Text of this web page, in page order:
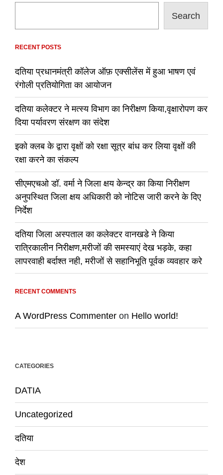
Search
RECENT POSTS
दतिया प्रधानमंत्री कॉलेज ऑफ़ एक्सीलेंस में हुआ भाषण एवं
रंगोली प्रतियोगिता का आयोजन
दतिया कलेक्टर ने मत्स्य विभाग का निरीक्षण किया,वृक्षारोपण कर
दिया पर्यावरण संरक्षण का संदेश
इको क्लब के द्वारा वृक्षों को रक्षा सूत्र बांध कर लिया वृक्षों की
रक्षा करने का संकल्प
सीएमएचओ डॉ. वर्मा ने जिला क्षय केन्द्र का किया निरीक्षण
अनुपस्थित जिला क्षय अधिकारी को नोटिस जारी करने के दिए
निर्देश
दतिया जिला अस्पताल का कलेक्टर वानखडे ने किया
रात्रिकालीन निरीक्षण,मरीजों की समस्याएं देख भड़के, कहा
लापरवाही बर्दाश्त नही, मरीजों से सहानिभूति पूर्वक व्यवहार करे
RECENT COMMENTS
A WordPress Commenter on Hello world!
CATEGORIES
DATIA
Uncategorized
दतिया
देश